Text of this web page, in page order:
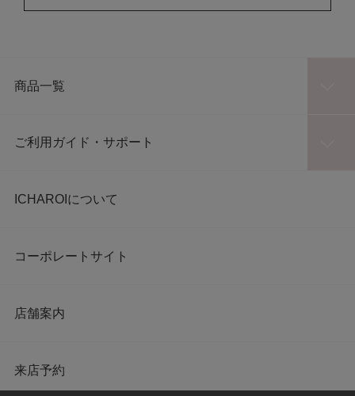
商品一覧
ご利用ガイド・サポート
ICHAROIについて
コーポレートサイト
店舗案内
来店予約